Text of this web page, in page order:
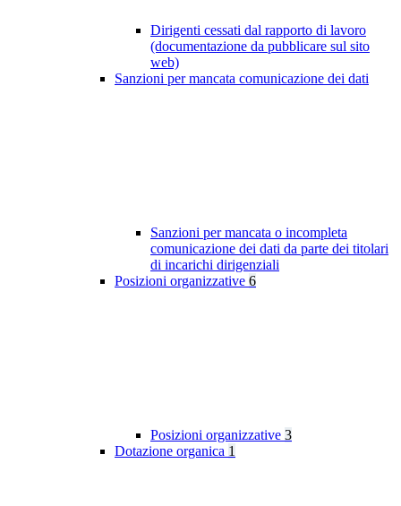
Dirigenti cessati dal rapporto di lavoro
(documentazione da pubblicare sul sito
web)
Sanzioni per mancata comunicazione dei dati
Sanzioni per mancata o incompleta
comunicazione dei dati da parte dei titolari
di incarichi dirigenziali
Posizioni organizzative 6
Posizioni organizzative 3
Dotazione organica 1